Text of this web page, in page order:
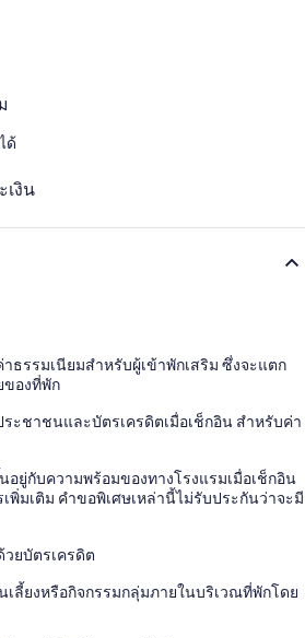
ด้
เงิน
าธรรมเนียมสำหรับผู้เข้าพักเสริม ซึ่งจะแตก
ของที่พัก
ะชาชนและบัตรเครดิตเมื่อเช็กอิน สำหรับค่า
อยู่กับความพร้อมของทางโรงแรมเมื่อเช็กอิน
พิ่มเติม คำขอพิเศษเหล่านี้ไม่รับประกันว่าจะมี
ยบัตรเครดิต
ลี้ยงหรือกิจกรรมกลุ่มภายในบริเวณที่พักโดย